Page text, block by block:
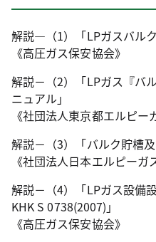
解説―（1）「LPガスバルク
《高圧ガス保安協会》
解説－（2）「LPガス『バ
ニュアル」
《社団法人東京都エルピー
解説－（3）「バルク貯槽
《社団法人日本エルピーガ
解説－（4）「LPガス設備
KHK S 0738(2007)」
《高圧ガス保安協会》